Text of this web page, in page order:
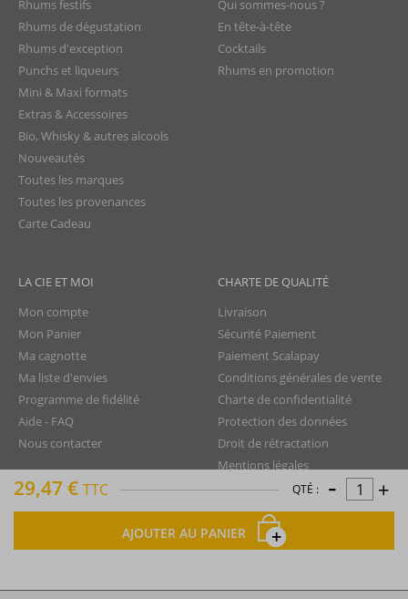
29,47 € TTC QTÉ : - +
AJOUTER AU PANIER
Rhums festifs
Rhums de dégustation
Rhums d'exception
Punchs et liqueurs
Mini & Maxi formats
Extras & Accessoires
Bio, Whisky & autres alcools
Nouveautés
Toutes les marques
Toutes les provenances
Carte Cadeau
Qui sommes-nous ?
En tête-à-tête
Cocktails
Rhums en promotion
LA CIE ET MOI
Mon compte
Mon Panier
Ma cagnotte
Ma liste d'envies
Programme de fidélité
Aide - FAQ
Nous contacter
CHARTE DE QUALITÉ
Livraison
Sécurité Paiement
Paiement Scalapay
Conditions générales de vente
Charte de confidentialité
Protection des données
Droit de rétractation
Mentions légales
Plan du site